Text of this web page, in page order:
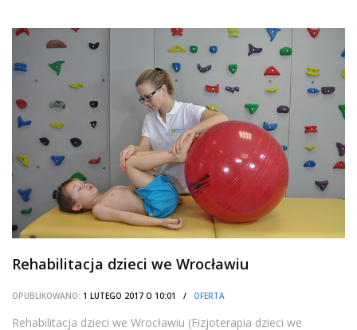
Rehabilitacja dzieci we Wrocławiu
OPUBLIKOWANO: 1 LUTEGO 2017 O 10:01 / OFERTA
Rehabilitacja dzieci we Wrocławiu (Fizjoterapia dzieci we